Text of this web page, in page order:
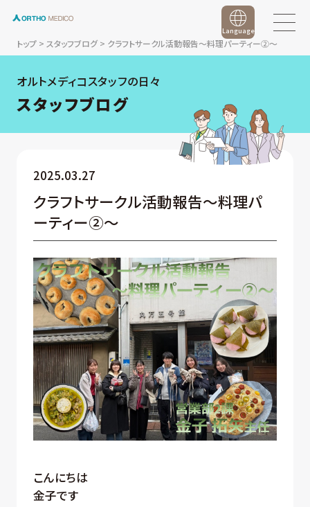
トップ> スタッフブログ> クラフトサークル活動報告～料理パーティー②～
Language
オルトメディコスタッフの日々
スタッフブログ
2025.03.27
クラフトサークル活動報告～料理パ
ーティー②～
こんにちは
金子です